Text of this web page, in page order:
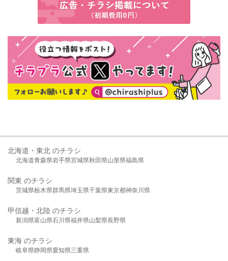
北海道・東北 のチラシ
北海道青森県岩手県宮城県秋田県山形県福島県
関東 のチラシ
茨城県栃木県群馬県埼玉県千葉県東京都神奈川県
甲信越・北陸 のチラシ
新潟県富山県石川県福井県山梨県長野県
東海 のチラシ
岐阜県静岡県愛知県三重県